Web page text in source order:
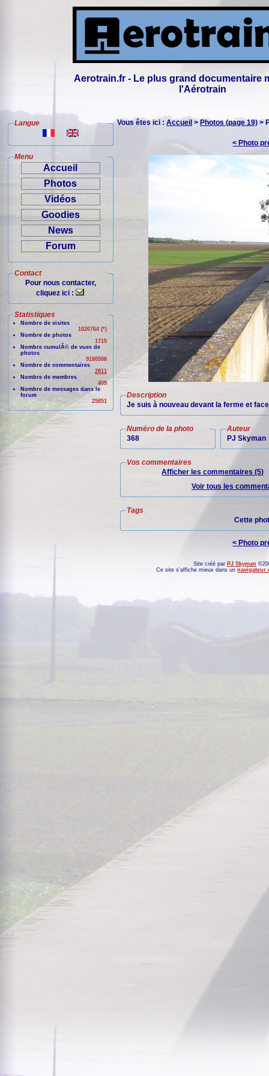
Aerotrain.fr - Le plus grand documentaire
l'Aérotrain
Langue
Menu
Accueil
Photos
Vidéos
Goodies
News
Forum
Contact
Pour nous contacter,
cliquez ici :
Statistiques
Nombre de visites
1020764 (*)
Nombre de photos
1715
Nombre cumulÃ© de vues de
photos
9180508
Nombre de commentaires
2811
Nombre de membres
409
Nombre de messages dans le
forum
25851
Vous êtes ici : Accueil > Photos (page 19) >
< Photo
Description
Je suis à nouveau devant la ferme et
Numéro de la photo
368
Auteur
PJ Skyman
Vos commentaires
Afficher les commentaires (5)
Voir tous les
Tags
Cette
< Photo
Site créé par PJ Skyman
Ce site s'affiche mieux dans unnavigateur